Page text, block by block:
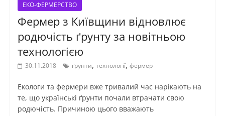
ЕКО-ФЕРМЕРСТВО
Фермер з Київщини відновлює
родючість ґрунту за новітньою
технологією
30.11.2018 ґрунти, технології, фермер
Екологи та фермери вже тривалий час нарікають на
те, що українські ґрунти почали втрачати свою
родючість. Причиною цього вважають